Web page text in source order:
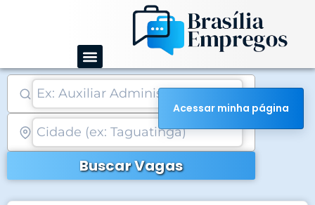
conteúdo
Buscar Vagas
Acessar minha página